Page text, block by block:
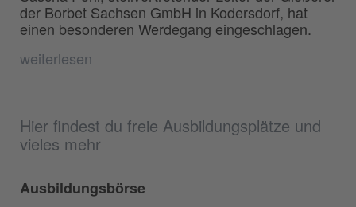
Hier findest du freie Ausbildungsplätze und
vieles mehr
Ausbildungsbörse
der Borbet Sachsen GmbH in Kodersdorf, hat
einen besonderen Werdegang eingeschlagen.
weiterlesen